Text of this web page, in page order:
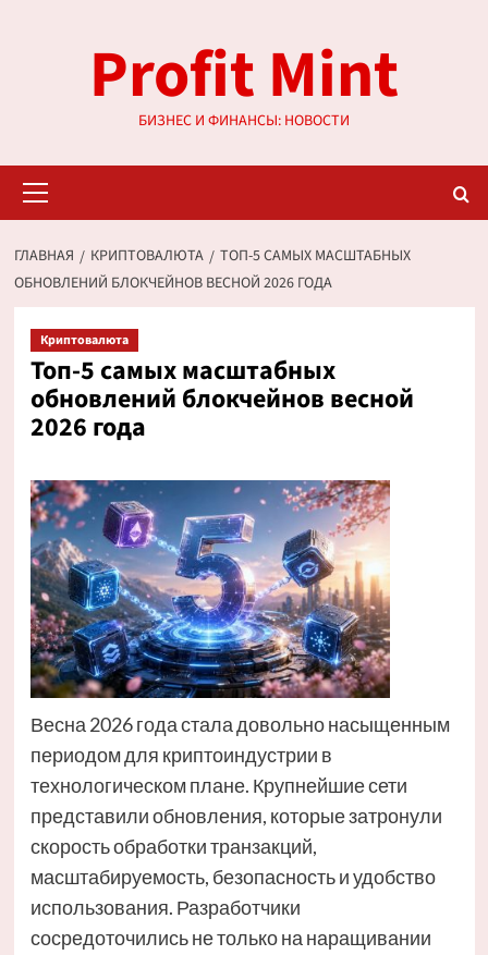
содержимомуProfit Mint
БИЗНЕС И ФИНАНСЫ: НОВОСТИ
меню
ГЛАВНАЯ КРИПТОВАЛЮТА
ТОП-5 САМЫХ МАСШТАБНЫХ
ОБНОВЛЕНИЙ БЛОКЧЕЙНОВ ВЕСНОЙ 2026 ГОДА
Криптовалюта
Топ-5 самых масштабных
обновлений блокчейнов весной
2026 года
Весна 2026 года стала довольно насыщенным
периодом для криптоиндустрии в
технологическом плане. Крупнейшие сети
представили обновления, которые затронули
скорость обработки транзакций,
масштабируемость, безопасность и удобство
использования. Разработчики
сосредоточились не только на наращивании